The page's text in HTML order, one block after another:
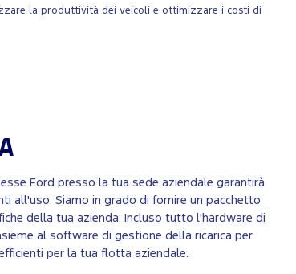
la produttività dei veicoli e ottimizzare i costi di
Ford presso la tua sede aziendale garantirà
all'uso. Siamo in grado di fornire un pacchetto
della tua azienda. Incluso tutto l'hardware di
al software di gestione della ricarica per
per la tua flotta aziendale.